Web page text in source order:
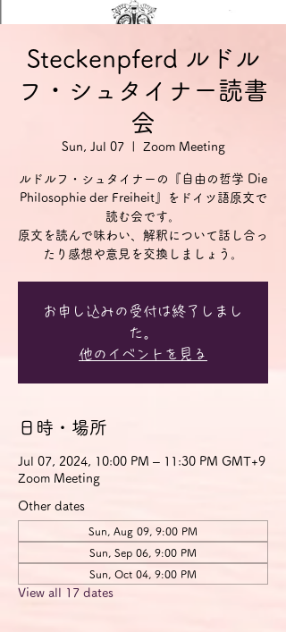
Steckenpferd ルドル
フ・シュタイナー読書
会
Sun, Jul 07
  |
Zoom Meeting
ルドルフ・シュタイナーの『自由の哲学 Die
Philosophie der Freiheit』をドイツ語原文で
読む会です。
原文を読んで味わい、解釈について話し合っ
お申し込みの受付は終了しまし
た。
他のイベントを見る
日時・場所
Jul 07, 2024, 10:00 PM – 11:30 PM GMT+9
Zoom Meeting
Other dates
Sun, Aug 09, 9:00 PM
Sun, Sep 06, 9:00 PM
Sun, Oct 04, 9:00 PM
View all 17 dates